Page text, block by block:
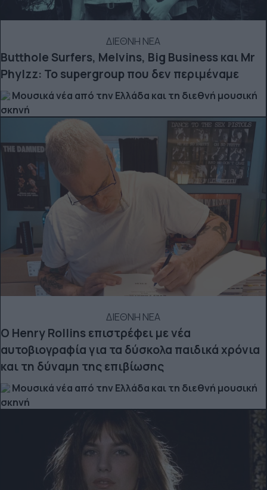
ΔΙΕΘΝΗ ΝΕΑ
Butthole Surfers, Melvins, Big Business και Mr
Phylzz: Το supergroup που δεν περιμέναμε
Μουσικά νέα από την Ελλάδα και τη διεθνή μουσική
σκηνή
ΔΙΕΘΝΗ ΝΕΑ
Ο Henry Rollins επιστρέφει με νέα
αυτοβιογραφία για τα δύσκολα παιδικά χρόνια
και τη δύναμη της επιβίωσης
Μουσικά νέα από την Ελλάδα και τη διεθνή μουσική
σκηνή